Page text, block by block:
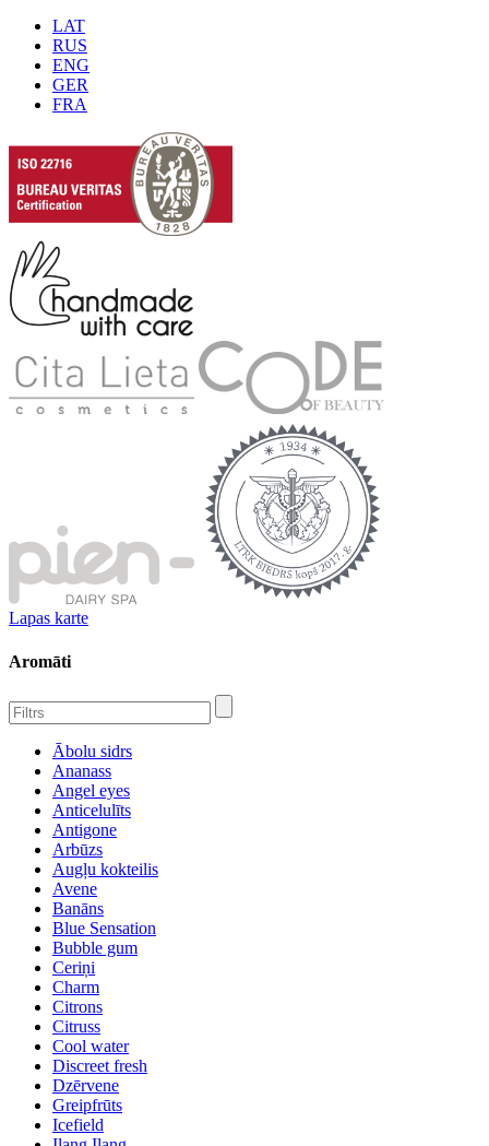
LAT
RUS
ENG
GER
FRA
Lapas karte
Aromāti
Ābolu sidrs
Ananass
Angel eyes
Anticelulīts
Antigone
Arbūzs
Augļu kokteilis
Avene
Banāns
Blue Sensation
Bubble gum
Ceriņi
Charm
Citrons
Citruss
Cool water
Discreet fresh
Dzērvene
Greipfrūts
Icefield